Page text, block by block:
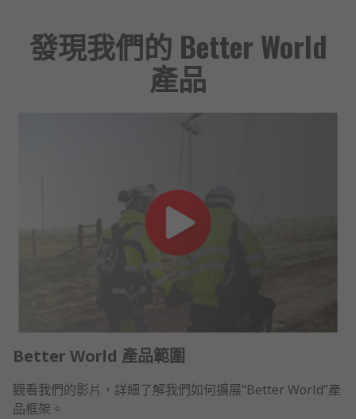
發現我們的 Better World
產品
Better World 產品範圍
觀看我們的影片，詳細了解我們如何擴展“Better World”產
品框架。